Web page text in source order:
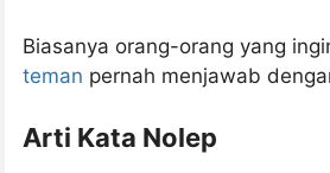
Biasanya orang-orang yang
teman pernah menjawab
Arti Kata Nolep